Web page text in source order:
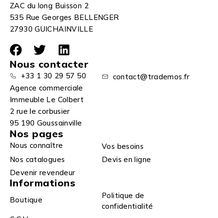
ZAC du long Buisson 2
535 Rue Georges BELLENGER
27930 GUICHAINVILLE
Nous contacter
+33 1 30 29 57 50
contact@trademos.fr
Agence commerciale
Immeuble Le Colbert
2 rue le corbusier
95 190 Goussainville
Nos pages
Nous connaître
Vos besoins
Nos catalogues
Devis en ligne
Devenir revendeur
Informations
Boutique
Politique de
confidentialité